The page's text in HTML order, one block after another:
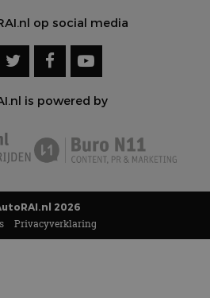
op social media
is powered by
2026
Privacyverklaring